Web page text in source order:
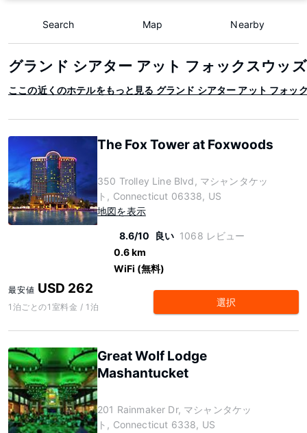
Search Map Nearby
グランド シアター アット フォックスウッ
ここの近くのホテルをもっと見る グランド シアター アット フォッ
The Fox Tower at Foxwoods
350 Trolley Line Blvd, マシャンタケッ
ト, Connecticut 06338, US
地図を表示
8.6/10 良い 1068 レビュー
0.6 km
WiFi (無料)
最安値 USD 262
1泊ごとの1室料金 / 1泊 選択
Great Wolf Lodge
Mashantucket
201 Rainmaker Dr, マシャンタケッ
ト, Connecticut 6338, US